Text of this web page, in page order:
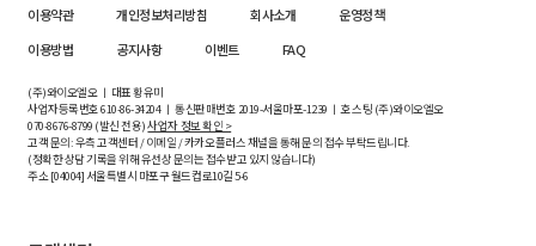
이용약관 개인정보처리방침 회사소개
운영정책
이용방법
공지사항 이벤트 FAQ
(주)와이오엘오 ㅣ 대표 황유미
사업자등록번호610-86-34204ㅣ 통신판매번호 2019-서울마포-1239 ㅣ 호스팅 (주)와이오엘오
070-8676-8799 (발신 전용)사업자 정보 확인 >
고객 문의: 우측 고객센터 / 이메일 / 카카오플러스 채널을 통해 문의 접수 부탁드립니다.
(정확한 상담 기록을 위해 유선상 문의는 접수받고 있지 않습니다)
주소 [04004] 서울특별시 마포구 월드컵로10길5-6